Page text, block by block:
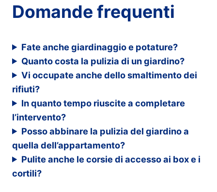
Domande frequenti
Fate anche giardinaggio e potature?
Quanto costa la pulizia di un giardino?
Vi occupate anche dello smaltimento dei
rifiuti?
In quanto tempo riuscite a completare
l’intervento?
Posso abbinare la pulizia del giardino a
quella dell’appartamento?
Pulite anche le corsie di accesso ai box e i
cortili?